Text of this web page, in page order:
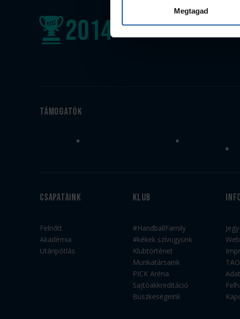
Megtagad
2014
Támogatók
Csapataink
Felnőtt
Akadémia
Utánpótlás
Klub
#HandballFamily
#kékek szívügyünk
Klubtörténet
Munkatársaink
PICK Aréna
Sajtóakkreditáció
Büszkeségeink
TAO